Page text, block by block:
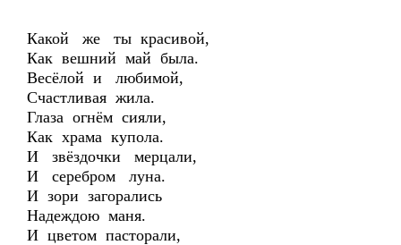
Какой же ты красивой,
Как вешний май была.
Весёлой и любимой,
Счастливая жила.
Глаза огнём сияли,
Как храма купола.
И звёздочки мерцали,
И серебром луна.
И зори загорались
Надеждою маня.
И цветом пасторали,